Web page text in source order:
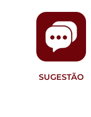
SUGESTÃO